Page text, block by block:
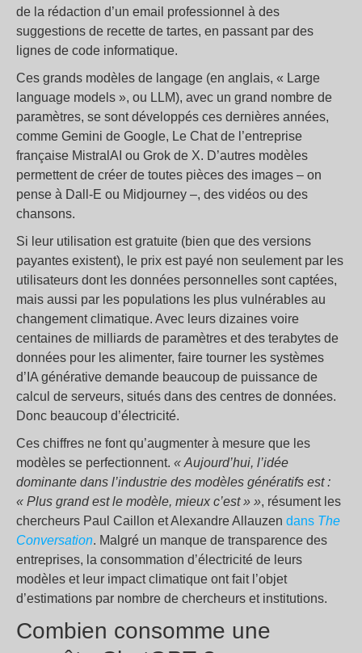
de la rédaction d’un email professionnel à des
suggestions de recette de tartes, en passant par des
lignes de code informatique.
Ces grands modèles de langage (en anglais, « Large
language models », ou LLM), avec un grand nombre de
paramètres, se sont développés ces dernières années,
comme Gemini de Google, Le Chat de l’entreprise
française MistralAI ou Grok de X. D’autres modèles
permettent de créer de toutes pièces des images – on
pense à Dall-E ou Midjourney –, des vidéos ou des
chansons.
Si leur utilisation est gratuite (bien que des versions
payantes existent), le prix est payé non seulement par les
utilisateurs dont les données personnelles sont captées,
mais aussi par les populations les plus vulnérables au
changement climatique. Avec leurs dizaines voire
centaines de milliards de paramètres et des terabytes de
données pour les alimenter, faire tourner les systèmes
d’IA générative demande beaucoup de puissance de
calcul de serveurs, situés dans des centres de données.
Donc beaucoup d’électricité.
Ces chiffres ne font qu’augmenter à mesure que les
modèles se perfectionnent. « Aujourd’hui, l’idée
dominante dans l’industrie des modèles génératifs est :
« Plus grand est le modèle, mieux c’est » », résument les
chercheurs Paul Caillon et Alexandre Allauzen dans The
Conversation. Malgré un manque de transparence des
entreprises, la consommation d’électricité de leurs
modèles et leur impact climatique ont fait l’objet
d’estimations par nombre de chercheurs et institutions.
Combien consomme une